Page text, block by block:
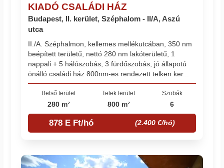
KIADÓ CSALÁDI HÁZ
Budapest, II. kerület, Széphalom - II/A, Aszú
utca
II./A. Széphalmon, kellemes mellékutcában, 350 nm
beépített területű, nettó 280 nm lakóterületű, 1
nappali + 5 hálószobás, 3 fürdőszobás, jó állapotú
önálló családi ház 800nm-es rendezett telken ker...
Belső terület
280 m²
Telek terület
800 m²
Szobák
6
878 E Ft/hó (2.400 €/hó)